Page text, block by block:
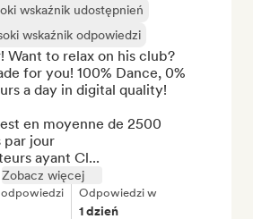
wskaźnik udostępnień
wskaźnik odpowiedzi
Want to relax on his club?
for you! 100% Dance, 0%
a day in digital quality!
en moyenne de 2500
par jour
ayant Cl...
Zobacz więcej
odpowiedzi Odpowiedzi w
1 dzień